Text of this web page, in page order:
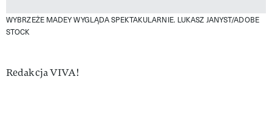
WYBRZEŻE MADEY WYGLĄDA SPEKTAKULARNIE. LUKASZ JANYST/ADOBE
STOCK
Authors
Redakcja VIVA!